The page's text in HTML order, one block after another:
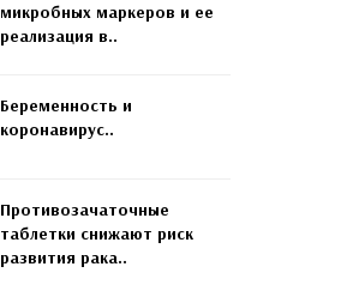
микробных маркеров и ее
реализация в..
Беременность и
коронавирус..
Противозачаточные
таблетки снижают риск
развития рака..